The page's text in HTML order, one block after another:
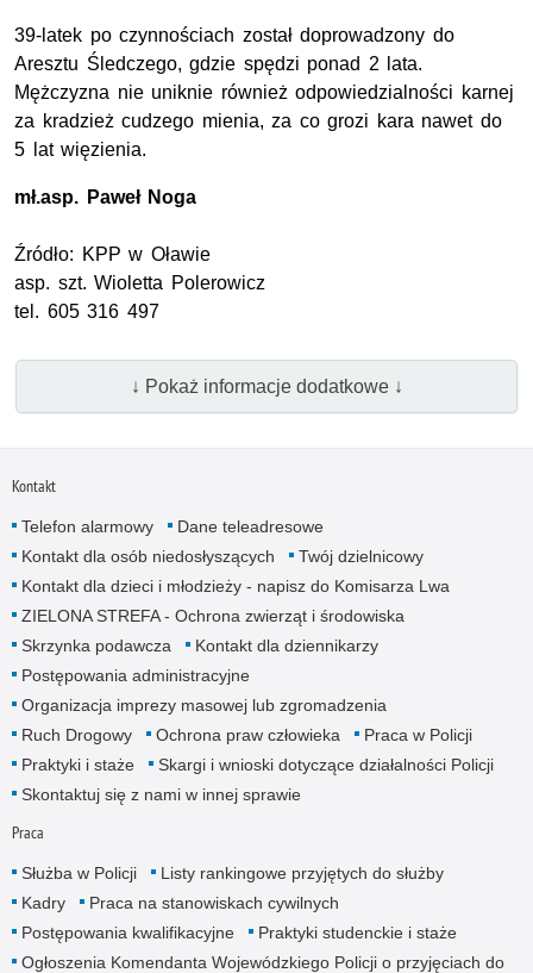
39-latek po czynnościach został doprowadzony do
Aresztu Śledczego, gdzie spędzi ponad 2 lata.
Mężczyzna nie uniknie również odpowiedzialności karnej
za kradzież cudzego mienia, za co grozi kara nawet do
5 lat więzienia.
mł.asp. Paweł Noga
Źródło: KPP w Oławie
asp. szt. Wioletta Polerowicz
tel. 605 316 497
↓ Pokaż informacje dodatkowe ↓
Kontakt
Telefon alarmowy
Dane teleadresowe
Kontakt dla osób niedosłyszących
Twój dzielnicowy
Kontakt dla dzieci i młodzieży - napisz do Komisarza Lwa
ZIELONA STREFA - Ochrona zwierząt i środowiska
Skrzynka podawcza
Kontakt dla dziennikarzy
Postępowania administracyjne
Organizacja imprezy masowej lub zgromadzenia
Ruch Drogowy
Ochrona praw człowieka
Praca w Policji
Praktyki i staże
Skargi i wnioski dotyczące działalności Policji
Skontaktuj się z nami w innej sprawie
Praca
Służba w Policji
Listy rankingowe przyjętych do służby
Kadry
Praca na stanowiskach cywilnych
Postępowania kwalifikacyjne
Praktyki studenckie i staże
Ogłoszenia Komendanta Wojewódzkiego Policji o przyjęciach do